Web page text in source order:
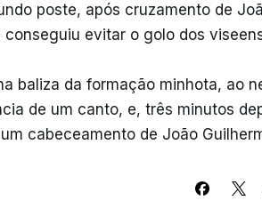
poste, após cruzamento de
evitar o golo dos
baliza da formação minhota, ao
de um canto, e, três minutos
cabeceamento de João